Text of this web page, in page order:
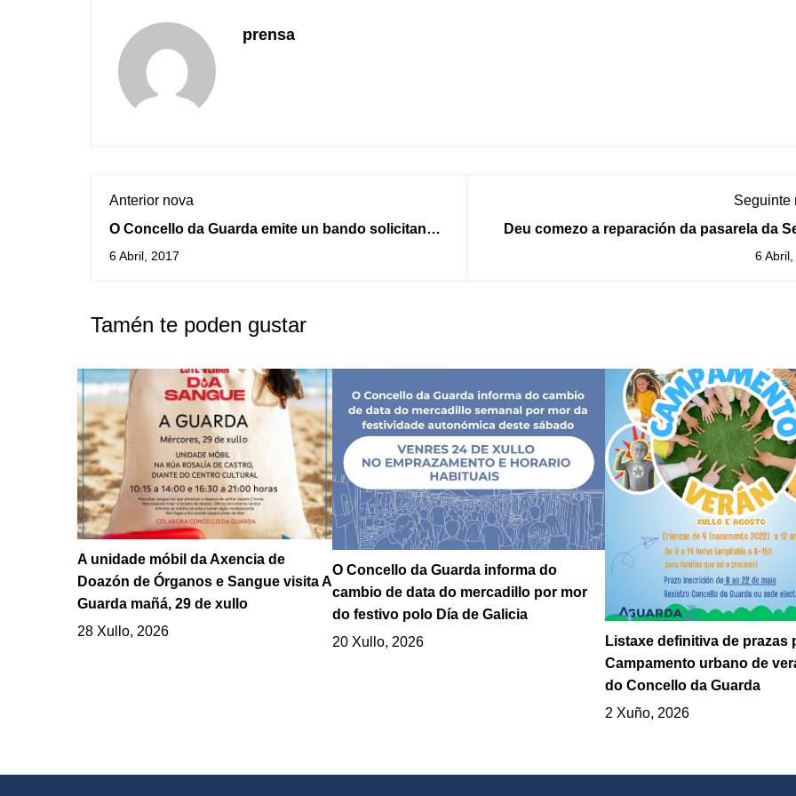
prensa
Anterior nova
O Concello da Guarda emite un bando solicitando
a colaboración da cidadanía para manter en boas
6 Abril, 2017
Seguinte
Deu comezo a reparación da pasarela da
Litoral da Guarda tras os desperfectos6
Tamén te poden gustar
A unidade móbil da Axencia de
Doazón de Órganos e Sangue visita A
Guarda mañá, 29 de xullo
28 Xullo, 2026
O Concello da Guarda informa do
cambio de data do mercadillo por mor
do festivo polo Día de Galicia
20 Xullo, 2026
Listaxe definitiva de prazas
Campamento urbano de
do Concello da Guarda
2 Xuño, 2026